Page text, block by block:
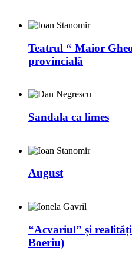
Teatrul “ Maior
provincială
Sandala ca limes
August
“Acvariul” și
Boeriu)